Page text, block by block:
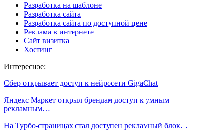
Разработка на шаблоне
Разработка сайта
Разработка сайта по доступной цене
Реклама в интернете
Сайт визитка
Хостинг
Интересное:
Сбер открывает доступ к нейросети GigaChat
Яндекс Маркет открыл брендам доступ к умным
рекламным…
На Турбо-страницах стал доступен рекламный блок…